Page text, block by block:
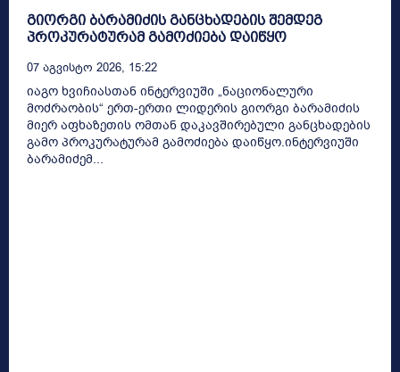
გიორგი ბარამიძის განცხადების შემდეგ
პროკურატურამ გამოძიება დაიწყო
07 Აგვისტო 2026, 15:22
იაგო ხვიჩიასთან ინტერვიუში „ნაციონალური
მოძრაობის“ ერთ-ერთი ლიდერის გიორგი ბარამიძის
მიერ აფხაზეთის ომთან დაკავშირებული განცხადების
გამო პროკურატურამ გამოძიება დაიწყო.ინტერვიუში
ბარამიძემ...